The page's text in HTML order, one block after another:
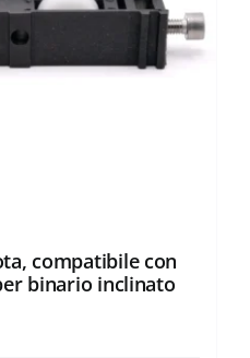
compatibile con
binario inclinato